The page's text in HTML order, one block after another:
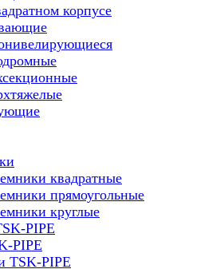
корпусе
квадратные
прямоугольные
круглые
PIPE